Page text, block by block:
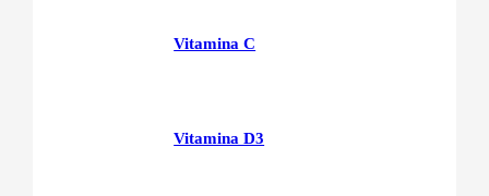
Vitamina C
Vitamina D3